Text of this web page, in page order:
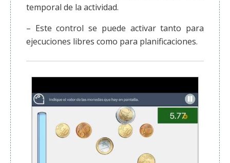
temporal de la actividad.
– Este control se puede activar tanto para
ejecuciones libres como para planificaciones.